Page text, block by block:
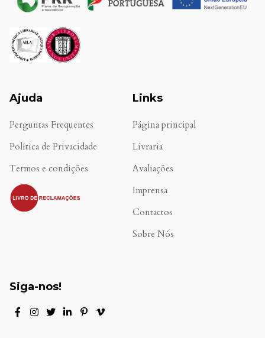
Ajuda
Perguntas Frequentes
Política de Privacidade
Termos e condições
.
Links
Página principal
Livraria
Avaliações
Imprensa
Contactos
Sobre Nós
Siga-nos!